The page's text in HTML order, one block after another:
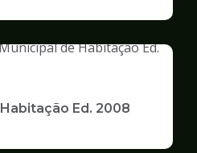
Desenvolvimento
Urbano
Ed. 2008